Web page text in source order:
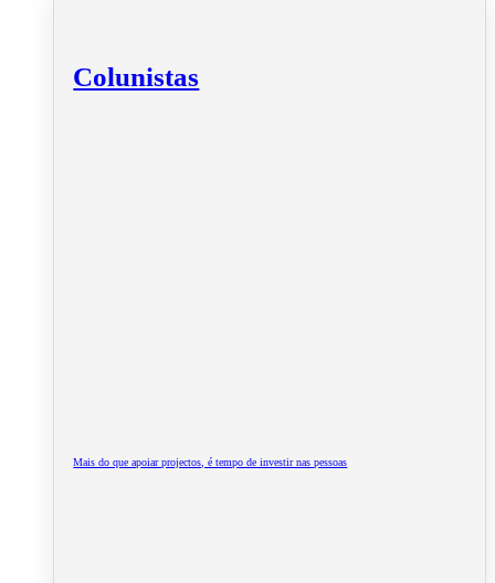
Colunistas
Mais do que apoiar projectos, é tempo de investir nas pessoas